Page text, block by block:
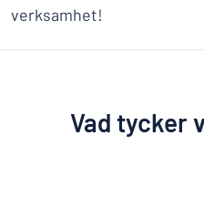
verksamhet!
Vad tycker